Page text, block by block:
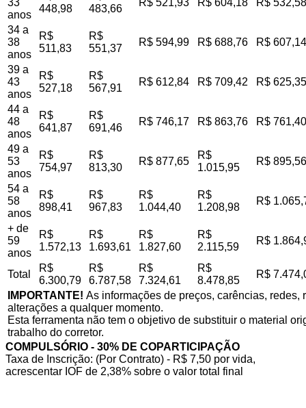
33
anos
448,98
483,66
R$ 521,93 R$ 604,18 R$ 532,58
34 a
38
anos
R$
511,83
R$
551,37
R$ 594,99 R$ 688,76 R$ 607,14
39 a
43
anos
R$
527,18
R$
567,91
R$ 612,84 R$ 709,42 R$ 625,35
44 a
48
anos
R$
641,87
R$
691,46
R$ 746,17 R$ 863,76 R$ 761,40
49 a
53
anos
R$
754,97
R$
813,30
R$ 877,65
R$
1.015,95
R$ 895,56
54 a
58
anos
R$
898,41
R$
967,83
R$
1.044,40
R$
1.208,98
R$
+ de
59
anos
R$
1.572,13
R$
1.693,61
R$
1.827,60
R$
2.115,59
R$
Total
R$
6.300,79
R$
6.787,58
R$
7.324,61
R$
8.478,85
R$
IMPORTANTE! As informações de preços, carências,
alterações a qualquer momento.
Esta ferramenta não tem o objetivo de substituir o material
trabalho do corretor.
COMPULSÓRIO - 30% DE COPARTICIPAÇÃO
Taxa de Inscrição: (Por Contrato) - R$ 7,50 por vida,
acrescentar IOF de 2,38% sobre o valor total final